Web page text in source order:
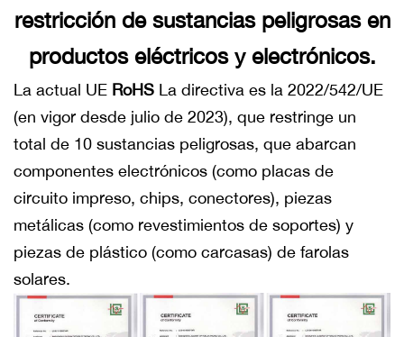
restricción de sustancias peligrosas en
productos eléctricos y electrónicos.
La actual UE RoHS La directiva es la 2022/542/UE
(en vigor desde julio de 2023), que restringe un
total de 10 sustancias peligrosas, que abarcan
componentes electrónicos (como placas de
circuito impreso, chips, conectores), piezas
metálicas (como revestimientos de soportes) y
piezas de plástico (como carcasas) de farolas
solares.